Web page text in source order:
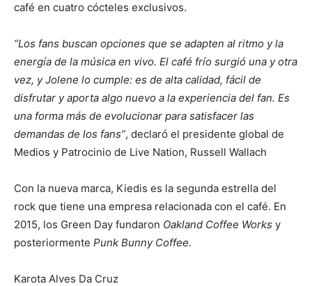
café en cuatro cócteles exclusivos.
“Los fans buscan opciones que se adapten al ritmo y la
energía de la música en vivo. El café frío surgió una y otra
vez, y Jolene lo cumple: es de alta calidad, fácil de
disfrutar y aporta algo nuevo a la experiencia del fan. Es
una forma más de evolucionar para satisfacer las
demandas de los fans”, declaró el presidente global de
Medios y Patrocinio de Live Nation, Russell Wallach
Con la nueva marca, Kiedis es la segunda estrella del
rock que tiene una empresa relacionada con el café. En
2015, los Green Day fundaron Oakland Coffee Works y
posteriormente Punk Bunny Coffee.
Karota Alves Da Cruz